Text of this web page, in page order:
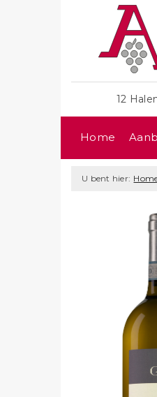
12
Home
U bent hier: